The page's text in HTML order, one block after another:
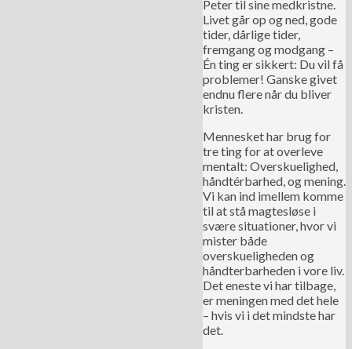
Peter til sine medkristne.
Livet går op og ned, gode
tider, dårlige tider,
fremgang og modgang –
Én ting er sikkert: Du vil få
problemer! Ganske givet
endnu flere når du bliver
kristen.
Mennesket har brug for
tre ting for at overleve
mentalt: Overskuelighed,
håndtérbarhed, og mening.
Vi kan ind imellem komme
til at stå magtesløse i
svære situationer, hvor vi
mister både
overskueligheden og
håndterbarheden i vore liv.
Det eneste vi har tilbage,
er meningen med det hele
– hvis vi i det mindste har
det.